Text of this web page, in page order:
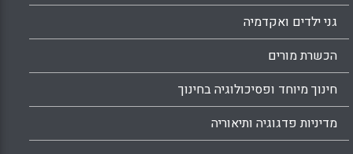
גני ילדים ואקדמיה
הכשרת מורים
חינוך מיוחד ופסיכולוגיה בחינוך
מדיניות פדגוגיה ותיאוריה